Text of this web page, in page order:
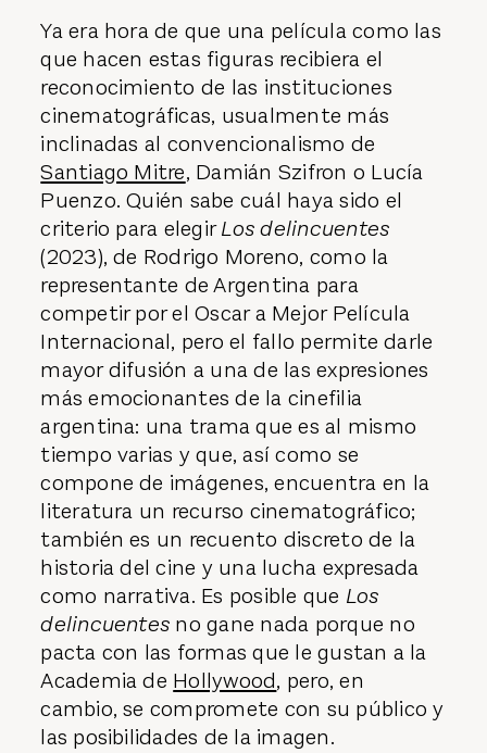
Ya era hora de que una película como las
que hacen estas figuras recibiera el
reconocimiento de las instituciones
cinematográficas, usualmente más
inclinadas al convencionalismo de
Santiago Mitre, Damián Szifron o Lucía
Puenzo. Quién sabe cuál haya sido el
criterio para elegirLos delincuentes
(2023), de Rodrigo Moreno, como la
representante de Argentina para
competir por el Oscar a Mejor Película
Internacional, pero el fallo permite darle
mayor difusión a una de las expresiones
más emocionantes de la cinefilia
argentina: una trama que es al mismo
tiempo varias y que, así como se
compone de imágenes, encuentra en la
literatura un recurso cinematográfico;
también es un recuento discreto de la
historia del cine y una lucha expresada
como narrativa. Es posible que Los
delincuentes no gane nada porque no
pacta con las formas que le gustan a la
Academia de Hollywood, pero, en
cambio, se compromete con su público y
las posibilidades de la imagen.